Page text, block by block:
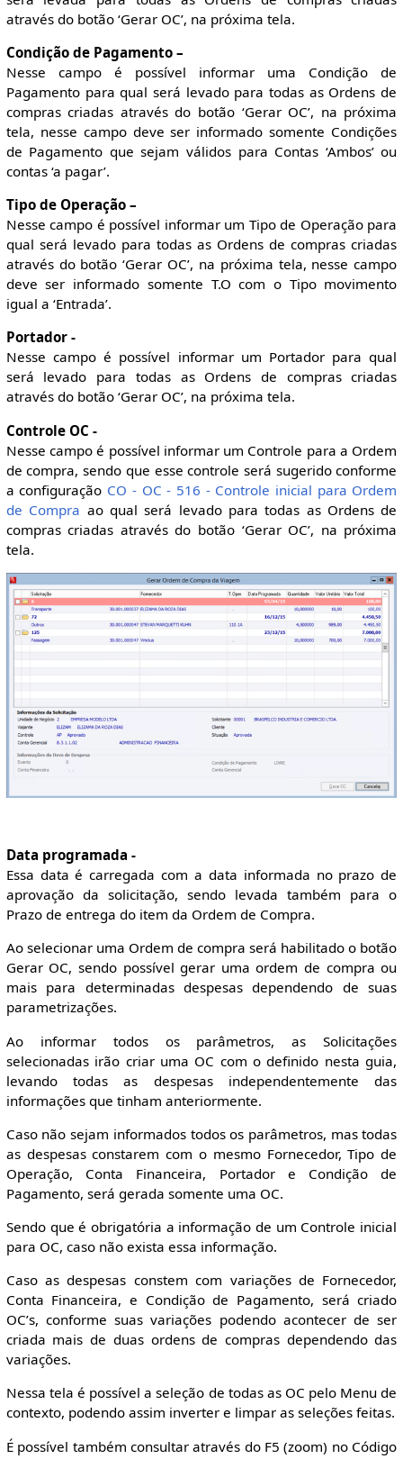
através do botão ‘Gerar OC’, na próxima tela.
Condição de Pagamento –
Nesse campo é possível informar uma Condição de
Pagamento para qual será levado para todas as Ordens de
compras criadas através do botão ‘Gerar OC’, na próxima
tela, nesse campo deve ser informado somente Condições
de Pagamento que sejam válidos para Contas ‘Ambos’ ou
contas ‘a pagar’.
Tipo de Operação –
Nesse campo é possível informar um Tipo de Operação para
qual será levado para todas as Ordens de compras criadas
através do botão ‘Gerar OC’, na próxima tela, nesse campo
deve ser informado somente T.O com o Tipo movimento
igual a ‘Entrada’.
Portador -
Nesse campo é possível informar um Portador para qual
será levado para todas as Ordens de compras criadas
através do botão ‘Gerar OC’, na próxima tela.
Controle OC -
Nesse campo é possível informar um Controle para a Ordem
de compra, sendo que esse controle será sugerido conforme
a configuração CO - OC - 516 - Controle inicial para Ordem
de Compra ao qual será levado para todas as Ordens de
compras criadas através do botão ‘Gerar OC’, na próxima
tela.
Data programada -
Essa data é carregada com a data informada no prazo de
aprovação da solicitação, sendo levada também para o
Prazo de entrega do item da Ordem de Compra.
Ao selecionar uma Ordem de compra será habilitado o botão
Gerar OC, sendo possível gerar uma ordem de compra ou
mais para determinadas despesas dependendo de suas
parametrizações.
Ao informar todos os parâmetros, as Solicitações
selecionadas irão criar uma OC com o definido nesta guia,
levando todas as despesas independentemente das
informações que tinham anteriormente.
Caso não sejam informados todos os parâmetros, mas todas
as despesas constarem com o mesmo Fornecedor, Tipo de
Operação, Conta Financeira, Portador e Condição de
Pagamento, será gerada somente uma OC.
Sendo que é obrigatória a informação de um Controle inicial
para OC, caso não exista essa informação.
Caso as despesas constem com variações de Fornecedor,
Conta Financeira, e Condição de Pagamento, será criado
OC’s, conforme suas variações podendo acontecer de ser
criada mais de duas ordens de compras dependendo das
variações.
Nessa tela é possível a seleção de todas as OC pelo Menu de
contexto, podendo assim inverter e limpar as seleções feitas.
É possível também consultar através do F5 (zoom) no Código